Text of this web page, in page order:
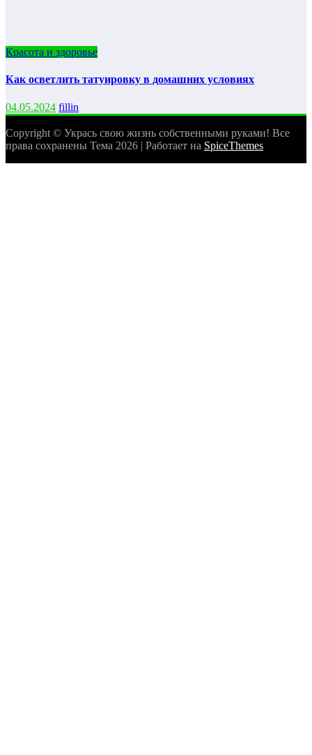
Красота и здоровье
Как осветлить татуировку в домашних условиях
04.05.2024 fillin
Copyright © Укрась свою жизнь собственными руками! Все
права сохранены Тема 2026 | Работает на SpiceThemes